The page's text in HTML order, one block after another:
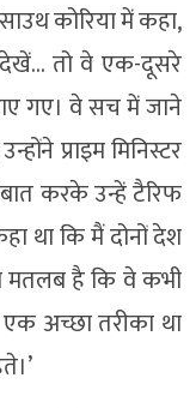
कोरिया में कहा,
तो वे एक-दूसरे
गए। वे सच में जाने
प्राइम मिनिस्टर
करके उन्हें टैरिफ
था कि मैं दोनों देश
मतलब है कि वे कभी
अच्छा तरीका था